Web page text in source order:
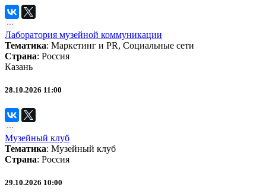
Лаборатория музейной коммуникации
Тематика: Маркетинг и PR, Социальные сети
Страна: Россия
Казань
28.10.2026 11:00
Музейный клуб
Тематика: Музейный клуб
Страна: Россия
29.10.2026 10:00